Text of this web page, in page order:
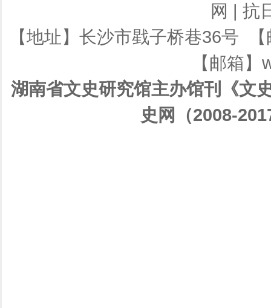
网 | 抗
【地址】长沙市戥子桥巷36号
【邮箱
湖南省文史研究馆主办馆刊《文
史网（2008-